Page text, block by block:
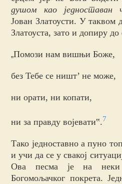
душом као једноставан
Јован Златоусти. У таквом
Златоуста, зато и допиру
„Помози нам вишњи Боже,
без Тебе се ништ’ не може,
ни орати, ни копати,
ни за правду војевати‟.7
Тако једноставно а пуно
и учи да се у свакој
Ова песма је на
Богомољачког покрета.